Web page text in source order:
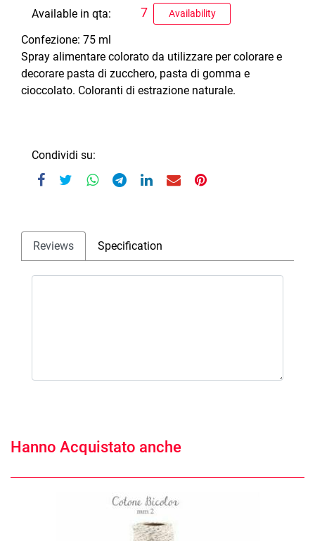
Available in qta:
Availability
7
Confezione: 75 ml
Spray alimentare colorato da utilizzare per colorare e
decorare pasta di zucchero, pasta di gomma e
cioccolato. Coloranti di estrazione naturale.
Condividi su:
Reviews Specification
Hanno Acquistato anche